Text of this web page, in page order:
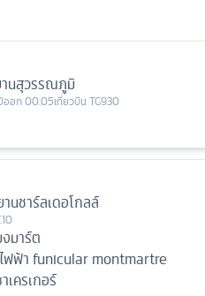
นสุวรรณภูมิ
ออก00.05เที่ยวบิน TG930
นชาร์ลเดอโกลล์
มาร์ต
ไฟฟ้า funicular montmartre
เครเกอร์